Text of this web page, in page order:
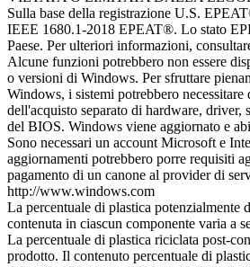
Sulla base della registrazione U.S.
IEEE 1680.1-2018 EPEAT®. Lo stato
Paese. Per ulteriori informazioni,
Alcune funzioni potrebbero non essere
o versioni di Windows. Per sfruttare
Windows, i sistemi potrebbero necessitare
dell'acquisto separato di hardware, driver,
del BIOS. Windows viene aggiornato e
Sono necessari un account Microsoft e
aggiornamenti potrebbero porre requisiti
pagamento di un canone al provider di
http://www.windows.com
La percentuale di plastica potenzialmente
contenuta in ciascun componente varia a
La percentuale di plastica riciclata post-
prodotto. Il contenuto percentuale di